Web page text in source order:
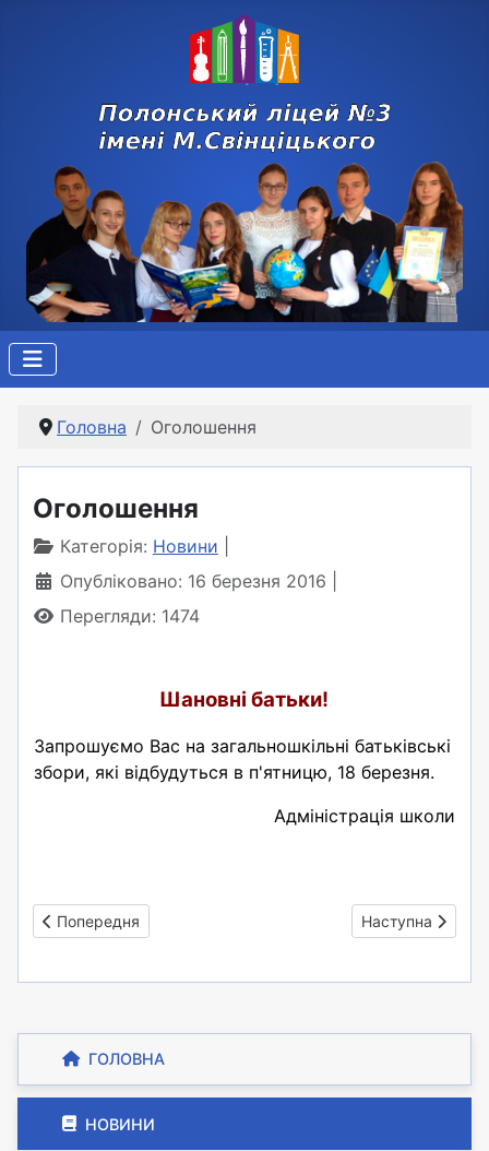
ГОЛОВНА
НОВИНИ
Головна Оголошення
Оголошення
Категорія: Новини
Опубліковано: 16 березня 2016
Перегляди: 1474
Шановні батьки!
Запрошуємо Вас на загальношкільні батьківські
збори, які відбудуться в п'ятницю, 18 березня.
Адміністрація школи
Попередня стаття: Батьківські збори
Попередня Наступна
Наступна